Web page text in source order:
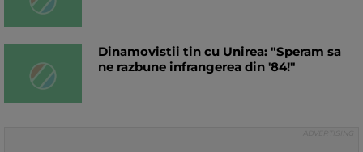
Dinamovistii tin cu Unirea: "Speram sa
ne razbune infrangerea din '84!"